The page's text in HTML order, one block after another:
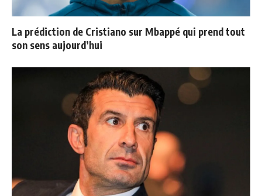
La prédiction de Cristiano sur Mbappé qui prend tout
son sens aujourd’hui